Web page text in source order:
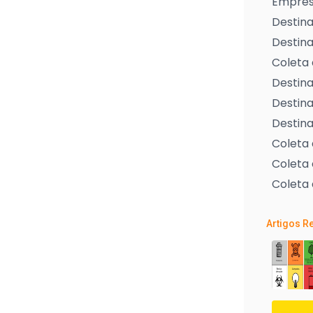
Coleta
Coleta
Coleta
Coleta
Artigos